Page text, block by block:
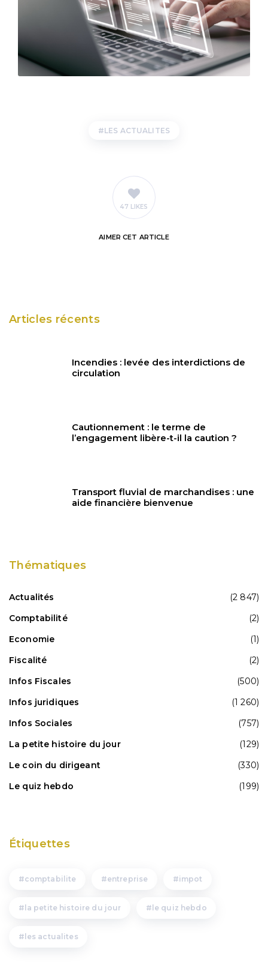
LES ACTUALITES
47 LIKES
AIMER CET ARTICLE
Articles récents
Incendies : levée des interdictions de
circulation
Cautionnement : le terme de
l’engagement libère-t-il la caution ?
Transport fluvial de marchandises : une
aide financière bienvenue
Thématiques
Actualités
(2 847)
Comptabilité
(2)
Economie
(1)
Fiscalité
(2)
Infos Fiscales
(500)
Infos juridiques
(1 260)
Infos Sociales
(757)
La petite histoire du jour
(129)
Le coin du dirigeant
(330)
Le quiz hebdo
(199)
Étiquettes
comptabilite entreprise impot
la petite histoire du jour le quiz hebdo
les actualites